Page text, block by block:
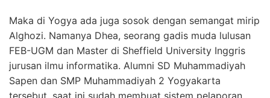
Maka di Yogya ada juga sosok dengan semangat mirip
Alghozi. Namanya Dhea, seorang gadis muda lulusan
FEB-UGM dan Master di Sheffield University Inggris
jurusan ilmu informatika. Alumni SD Muhammadiyah
Sapen dan SMP Muhammadiyah 2 Yogyakarta
tersebut, saat ini sudah membuat sistem pelaporan